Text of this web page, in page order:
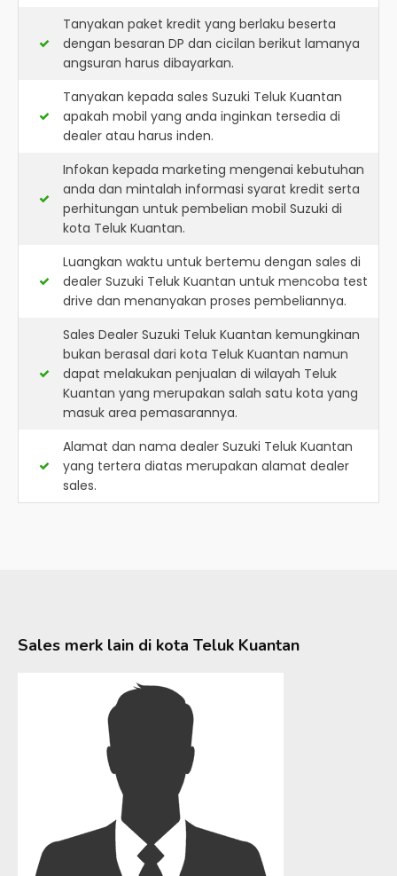
Tanyakan paket kredit yang berlaku beserta
dengan besaran DP dan cicilan berikut lamanya
angsuran harus dibayarkan.
Tanyakan kepada sales Suzuki Teluk Kuantan
apakah mobil yang anda inginkan tersedia di
dealer atau harus inden.
Infokan kepada marketing mengenai kebutuhan
anda dan mintalah informasi syarat kredit serta
perhitungan untuk pembelian mobil Suzuki di
kota Teluk Kuantan.
Luangkan waktu untuk bertemu dengan sales di
dealer Suzuki Teluk Kuantan untuk mencoba test
drive dan menanyakan proses pembeliannya.
Sales Dealer Suzuki Teluk Kuantan kemungkinan
bukan berasal dari kota Teluk Kuantan namun
dapat melakukan penjualan di wilayah Teluk
Kuantan yang merupakan salah satu kota yang
masuk area pemasarannya.
Alamat dan nama dealer Suzuki Teluk Kuantan
yang tertera diatas merupakan alamat dealer
sales.
Sales merk lain di kota Teluk Kuantan